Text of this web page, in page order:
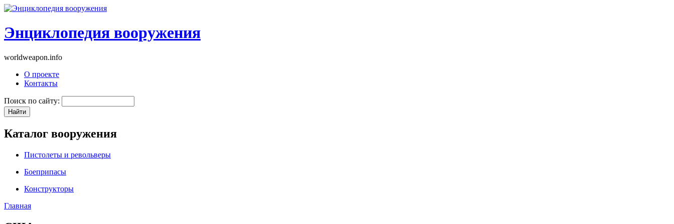
Энциклопедия вооружения
worldweapon.info
О проекте
Контакты
Поиск по сайту:
Каталог вооружения
Пистолеты и револьверы
Боеприпасы
Конструкторы
Главная